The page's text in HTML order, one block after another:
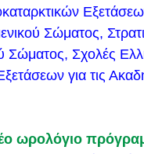
Κρατικών
έντυπο εδώ
ωρολόγιο
τη Δευτέρα 11/9/
Σώματος,
Σώματος, Σχολές
για τις
ωρολόγιο